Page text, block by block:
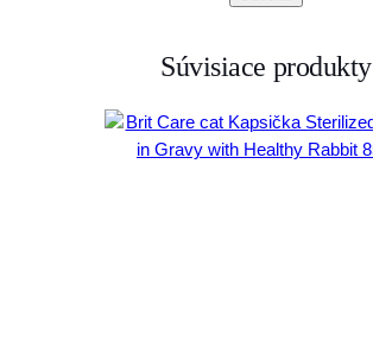
a
p
Súvisiace produkty